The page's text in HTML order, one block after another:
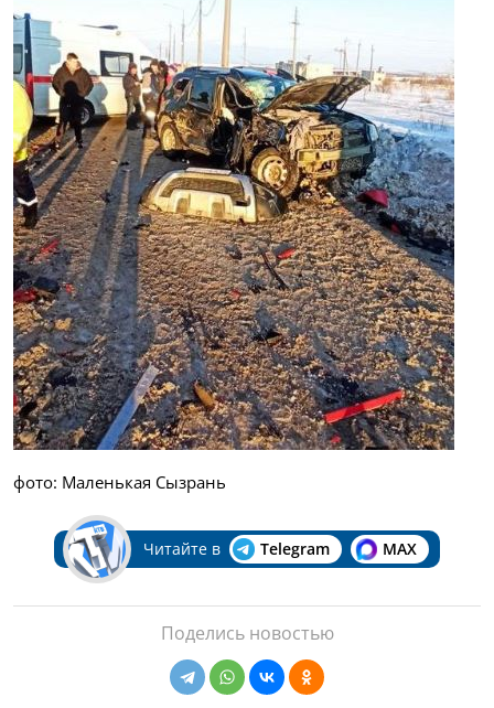
фото: Маленькая Сызрань
Читайте в Telegram MAX
Поделись новостью